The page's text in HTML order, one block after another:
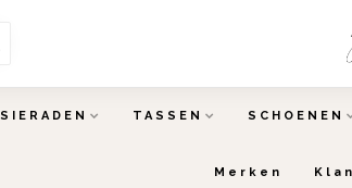
SIERADEN TASSEN SCHOENEN
Merken